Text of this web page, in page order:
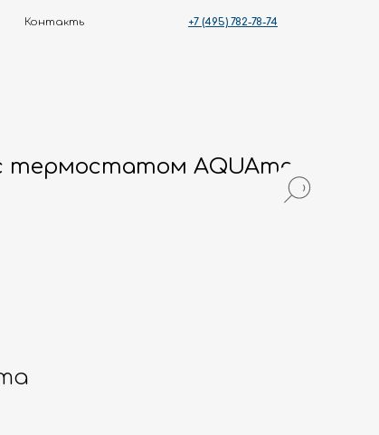
+7 (495) 782-78-74
термостатом AQUAme